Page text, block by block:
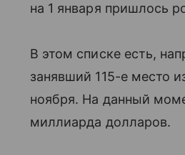
на 1 января пришлось
В этом списке есть,
занявший 115-е место
ноября. На данный
миллиарда долларов.